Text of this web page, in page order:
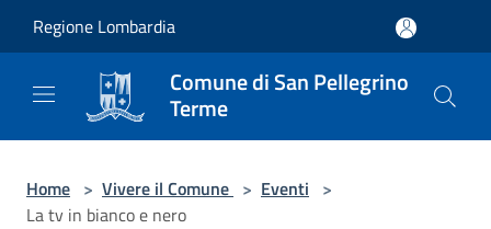
Regione Lombardia
Comune di San Pellegrino
Terme
Home > Vivere il Comune > Eventi >
La tv in bianco e nero